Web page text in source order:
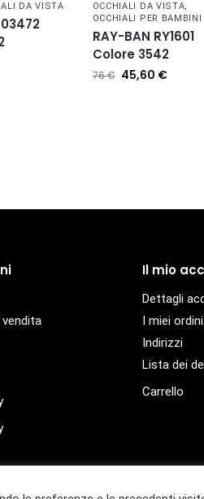
DA VISTA OCCHIALI DA VISTA,
OCCHIALI PER BAMBINI
RAY-BAN RY1601
Colore 3542
76€ 45,60 €
Il mio
Dettagli
I miei ordini
Indirizzi
Lista dei
Carrello